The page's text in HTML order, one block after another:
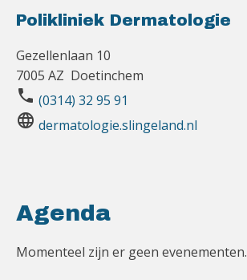
Polikliniek Dermatologie
Gezellenlaan 10
7005 AZ Doetinchem
phone (0314) 32 95 91
language dermatologie.slingeland.nl
Agenda
Momenteel zijn er geen evenementen.